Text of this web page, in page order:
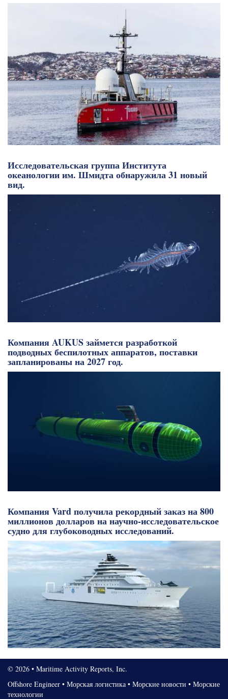
Исследовательская группа Института
океанологии им. Шмидта обнаружила 31 новый
вид.
Компания AUKUS займется разработкой
подводных беспилотных аппаратов, поставки
запланированы на 2027 год.
Компания Vard получила рекордный заказ на 800
миллионов долларов на научно-исследовательское
судно для глубоководных исследований.
© 2026 • Maritime Activity Reports, Inc.
Offshore Engineer • Морская логистика • Морские новости • Морские
технологии